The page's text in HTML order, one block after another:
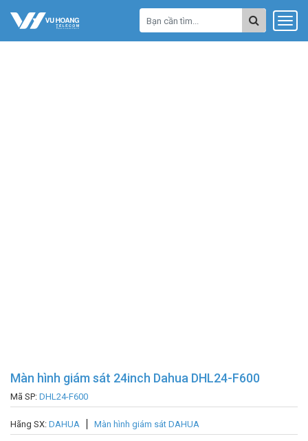
Màn hình giám sát 24inch Dahua DHL24-F600
Mã SP: DHL24-F600
Hãng SX: DAHUA Màn hình giám sát DAHUA